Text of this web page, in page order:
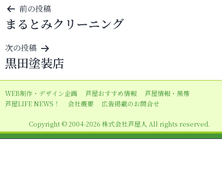
投
稿
ナ
ビ
ゲ
ー
シ
ン
前の投稿
まるとみクリーニング
次の投稿
黒田塗装店
WEB制作・デザイン企画 芦屋おすすめ情報
芦屋情報・黒帯
芦屋LIFE NEWS！
会社概要 広告掲載のお問合せ
Copyright © 2004-2026 株式会社芦屋人 All rights reserved.